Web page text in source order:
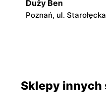
Duży Ben
Poznań, ul.
Poznań, ul. Karola
Sklepy innych